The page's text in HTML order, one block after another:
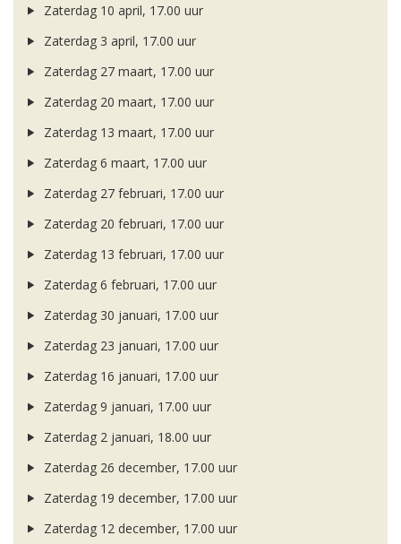
Zaterdag 10 april, 17.00 uur
Zaterdag 3 april, 17.00 uur
Zaterdag 27 maart, 17.00 uur
Zaterdag 20 maart, 17.00 uur
Zaterdag 13 maart, 17.00 uur
Zaterdag 6 maart, 17.00 uur
Zaterdag 27 februari, 17.00 uur
Zaterdag 20 februari, 17.00 uur
Zaterdag 13 februari, 17.00 uur
Zaterdag 6 februari, 17.00 uur
Zaterdag 30 januari, 17.00 uur
Zaterdag 23 januari, 17.00 uur
Zaterdag 16 januari, 17.00 uur
Zaterdag 9 januari, 17.00 uur
Zaterdag 2 januari, 18.00 uur
Zaterdag 26 december, 17.00 uur
Zaterdag 19 december, 17.00 uur
Zaterdag 12 december, 17.00 uur